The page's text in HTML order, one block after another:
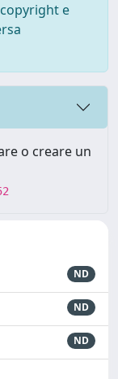
e
o creare un
ND
ND
ND